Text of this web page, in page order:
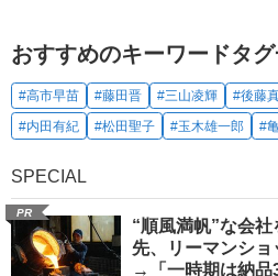
おすすめのキーワードタ
#高市早苗 #藤田晋 #三山凌輝 #後藤
#内田有紀
#松田聖子 #玉木雄一郎 #
SPECIAL
PR
“順風満帆”な会
先、リーマンシ
→「一時期は納品